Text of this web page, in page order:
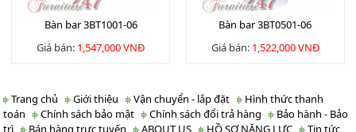
Bàn bar 3BT1001-06
Giá bán: 1,547,000 VNĐ
Bàn bar 3BT0501-06
Giá bán: 1,522,000 VNĐ
Trang chủ Giới thiệu Vận chuyển - lắp đặt
Hình thức thanh
toán
Chính sách bảo mật Chính sách đổi trả hàng
Bảo hành - Bảo
trì
Bán hàng trực tuyến ABOUT US HỒ SƠ NĂNG LỰC
Tin tức